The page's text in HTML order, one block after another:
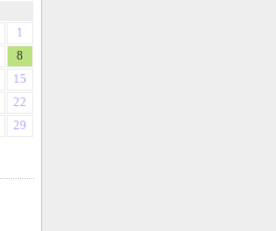
1
8
15
22
29